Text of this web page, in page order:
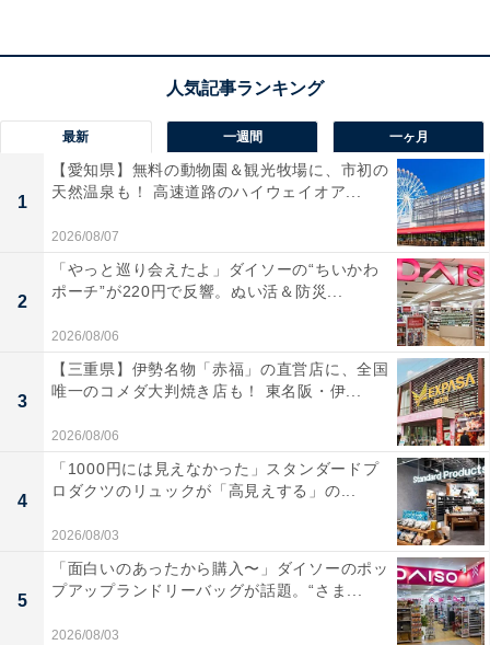
「シュロの棒たわし」の注意点
最新 一週間 一ヶ月
1
【愛知県】無料の動物園＆観光牧場に、市初の
天然温泉も！ 高速道路のハイウェイオア...
2026/08/07
2
「やっと巡り会えたよ」ダイソーの“ちいかわ
ポーチ”が220円で反響。ぬい活＆防災...
2026/08/06
3
【三重県】伊勢名物「赤福」の直営店に、全国
唯一のコメダ大判焼き店も！ 東名阪・伊...
2026/08/06
4
「1000円には見えなかった」スタンダードプ
ロダクツのリュックが「高見えする」の...
2026/08/03
5
「面白いのあったから購入〜」ダイソーのポッ
プアップランドリーバッグが話題。“さま...
2026/08/03